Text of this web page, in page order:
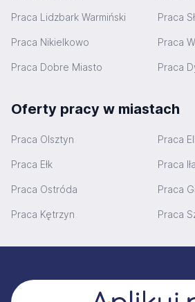
Praca Lidzbark Warmiński Praca
Praca Nikielkowo Praca
Praca Dobre Miasto Praca
Oferty pracy w miastach
Praca Olsztyn Praca
Praca Ełk Praca
Praca Ostróda Praca
Praca Kętrzyn Praca